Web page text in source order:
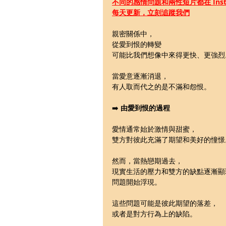
每天更新，立刻追蹤我們
親密關係中，
從愛到恨的轉變
可能比我們想像中來得更快、更強烈
當愛意逐漸消退，
有人取而代之的是不滿和怨恨。
➡️ 由愛到恨的過程
愛情通常始於激情與甜蜜，
雙方對彼此充滿了期望和美好的憧憬
然而，當熱戀期過去，
現實生活的壓力和雙方的缺點逐漸顯
問題開始浮現。
這些問題可能是彼此期望的落差，
或者是對方行為上的缺陷。